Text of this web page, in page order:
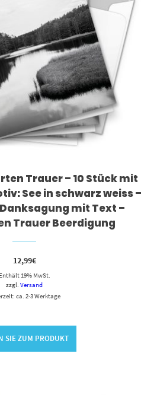
Trauer – 10 Stück mit
See in schwarz weiss –
mit Text –
Trauer Beerdigung
12,99€
Enthält 19% MwSt.
zzgl. Versand
ca. 2-3 Werktage
SIE ZUM PRODUKT